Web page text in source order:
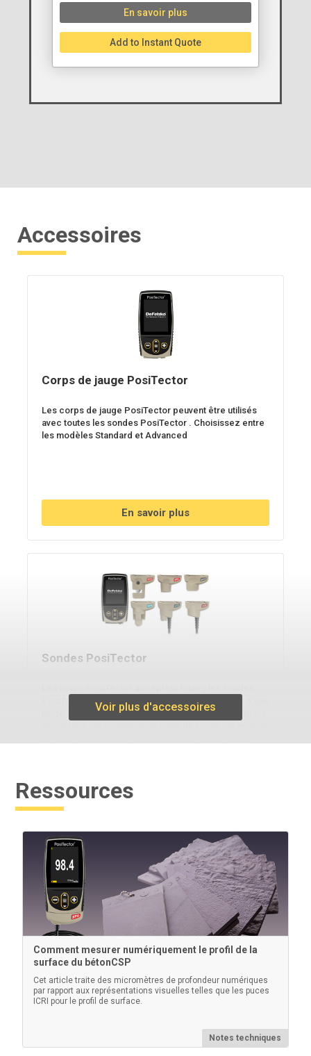
En savoir plus
Add to Instant Quote
Accessoires
Corps de jauge PosiTector
Les corps de jauge PosiTector peuvent être utilisés
avec toutes les sondes PosiTector . Choisissez entre
les modèles Standard et Advanced
En savoir plus
Sondes PosiTector
PosiTector , ce qui permet de passer facilement d'une
jauge d'épaisseur de revêtement à une jauge de profil
En savoir plus
Outil de polissage d’ancienne génération
Outil de frottement en plastique à bout arrondi pour
comprimer le film de réplique sur la surface grenaillée
(paquet de 10)
Voir plus d'accessoires
Ressources
Comment mesurer numériquement le profil de la
surface du bétonCSP
Cet article traite des micromètres de profondeur numériques
par rapport aux représentations visuelles telles que les puces
ICRI pour le profil de surface.
Notes techniques